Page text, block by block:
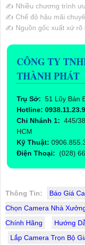
✍️ Nhiều chương trình
✍️ Chế độ hậu mãi
✍️ Nguồn gốc xuất xứ rõ
CÔNG TY
THÀNH PHÁT
Trụ Sở: 51 Lũy Bán
Hotline:
Chi Nhánh 1: 445/
HCM
Kỹ Thuật:
Điện Thoại: (028)
Thông Tin: Báo Giá
Chọn Camera Nhà
Chính Hãng
Hướng
Lắp Camera Trọn Bộ